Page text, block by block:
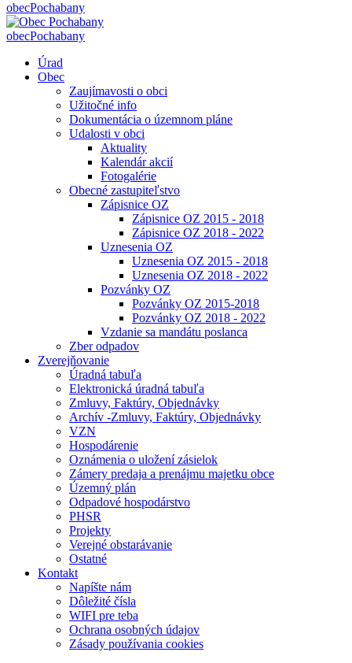
obecPochabany
obecPochabany
Úrad
Obec
Zaujímavosti o obci
Užitočné info
Dokumentácia o územnom pláne
Udalosti v obci
Aktuality
Kalendár akcií
Fotogalérie
Obecné zastupiteľstvo
Zápisnice OZ
Zápisnice OZ 2015 - 2018
Zápisnice OZ 2018 - 2022
Uznesenia OZ
Uznesenia OZ 2015 - 2018
Uznesenia OZ 2018 - 2022
Pozvánky OZ
Pozvánky OZ 2015-2018
Pozvánky OZ 2018 - 2022
Vzdanie sa mandátu poslanca
Zber odpadov
Zverejňovanie
Úradná tabuľa
Elektronická úradná tabuľa
Zmluvy, Faktúry, Objednávky
Archív -Zmluvy, Faktúry, Objednávky
VZN
Hospodárenie
Oznámenia o uložení zásielok
Zámery predaja a prenájmu majetku obce
Územný plán
Odpadové hospodárstvo
PHSR
Projekty
Verejné obstarávanie
Ostatné
Kontakt
Napíšte nám
Dôležité čísla
WIFI pre teba
Ochrana osobných údajov
Zásady používania cookies